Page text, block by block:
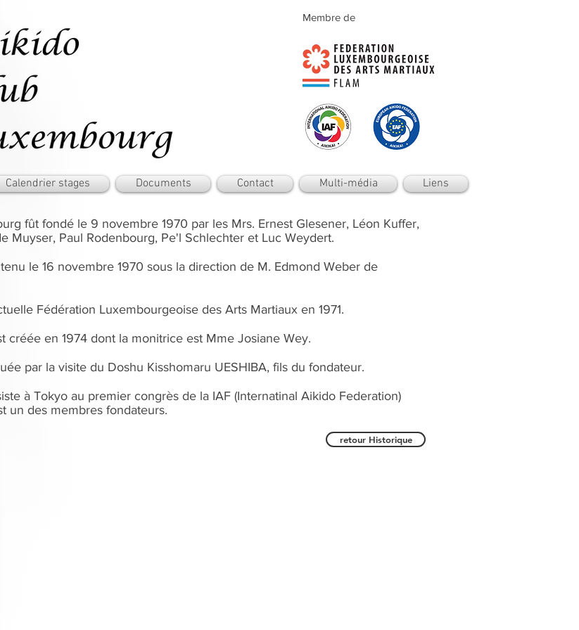
Membre de
Calendrier stages Documents Contact Multi-média Liens
fût fondé le 9 novembre 1970 par les Mrs. Ernest Glesener, Léon Kuffer,
Muyser, Paul Rodenbourg, Pe'l Schlechter et Luc Weydert.
le 16 novembre 1970 sous la direction de M. Edmond Weber de
Fédération Luxembourgeoise des Arts Martiaux en 1971.
créée en 1974 dont la monitrice est Mme Josiane Wey.
par la visite du Doshu Kisshomaru UESHIBA, fils du fondateur.
à Tokyo au premier congrès de la IAF (Internatinal Aikido Federation)
un des membres fondateurs.
retour Historique